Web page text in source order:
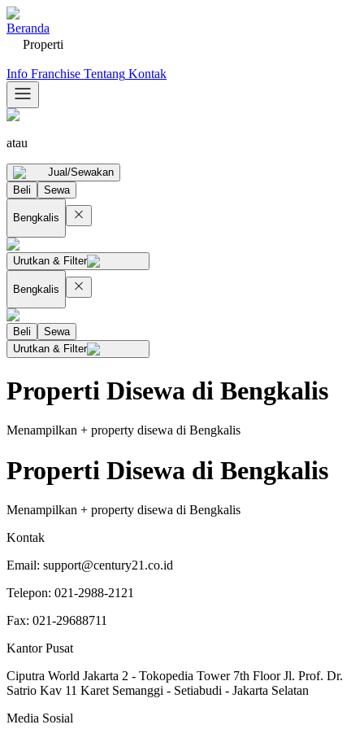
Beranda
Properti
Info Franchise Tentang Kontak
atau
Jual/Sewakan
Beli
Sewa
Bengkalis
Urutkan & Filter
Bengkalis
Beli
Sewa
Urutkan & Filter
Properti Disewa di Bengkalis
Menampilkan + property disewa di Bengkalis
Properti Disewa di Bengkalis
Menampilkan + property disewa di Bengkalis
Kontak
Email: support@century21.co.id
Telepon: 021-2988-2121
Fax: 021-29688711
Kantor Pusat
Ciputra World Jakarta 2 - Tokopedia Tower 7th Floor Jl. Prof. Dr.
Satrio Kav 11 Karet Semanggi - Setiabudi - Jakarta Selatan
Media Sosial